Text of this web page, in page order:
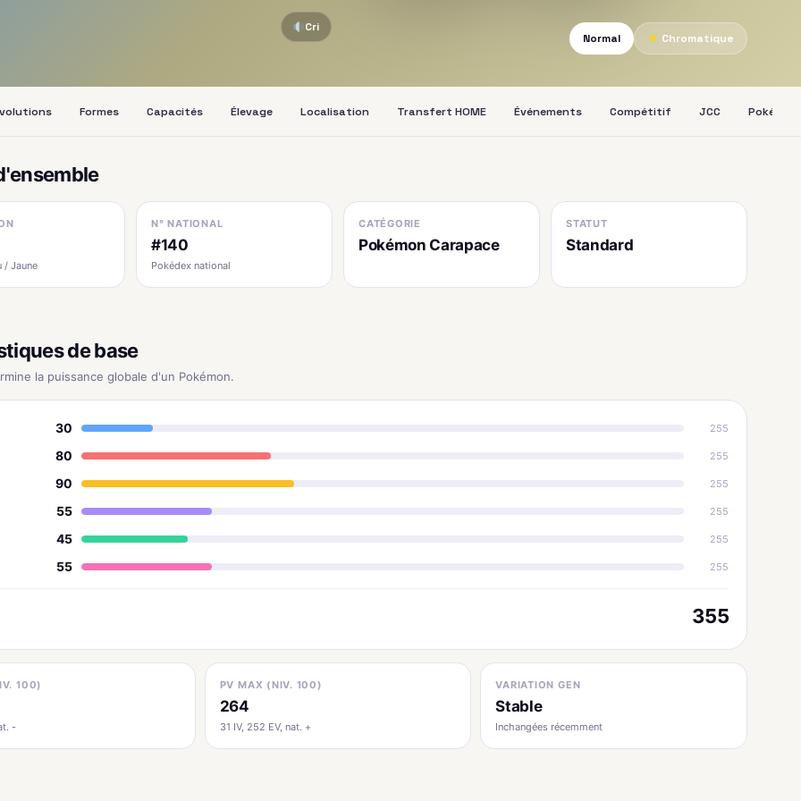
Cri
Normal
★ Chromatique
Formes Capacités Élevage Localisation Transfert HOME Événements Compétitif JCC Pokédex
/ Jaune
N° NATIONAL
#140
Pokédex national
CATÉGORIE
Pokémon Carapace
STATUT
Standard
de base
la puissance globale d'un Pokémon.
30 255
80 255
90 255
55 255
45 255
55 255
355
100)
-
PV MAX (NIV. 100)
264
31 IV, 252 EV, nat. +
VARIATION GEN
Stable
Inchangées récemment